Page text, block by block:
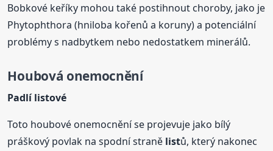
Bobkové keříky mohou také postihnout choroby, jako je
Phytophthora (hniloba kořenů a koruny) a potenciální
problémy s nadbytkem nebo nedostatkem minerálů.
Houbová onemocnění
Padlílistové
Toto houbové onemocnění se projevuje jako bílý
práškový povlak na spodní straně listů, který nakonec